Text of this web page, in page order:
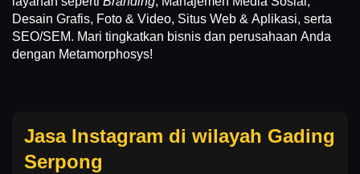
Desain Grafis, Foto & Video, Situs Web & Aplikasi, serta
SEO/SEM. Mari tingkatkan bisnis dan perusahaan Anda
dengan Metamorphosys!
Jasa Instagram di wilayah Gading
Serpong